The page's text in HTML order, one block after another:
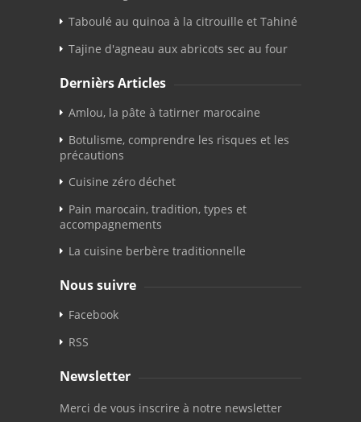
Taboulé au quinoa à la citrouille et Tahiné
Tajine d'agneau aux abricots sec au four
Dernièrs Articles
Amlou, la pâte à tatirner marocaine
Botulisme, comprendre les risques et les
précautions
Cuisine zéro déchet
Pain marocain, tradition, types et
accompagnements
La cuisine berbère traditionnelle
Nous suivre
Facebook
RSS
Newsletter
Merci de vous inscrire à notre newsletter